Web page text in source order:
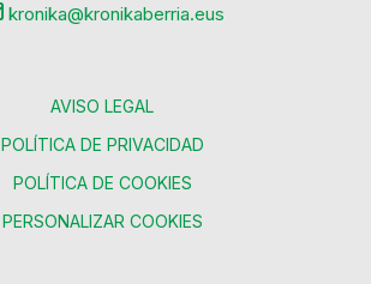
kronika@kronikaberria.eus
AVISO LEGAL
POLÍTICA DE PRIVACIDAD
POLÍTICA DE COOKIES
PERSONALIZAR COOKIES